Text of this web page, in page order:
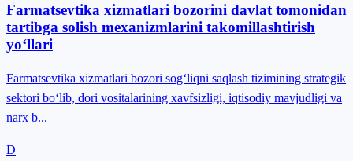
Farmatsevtika xizmatlari bozorini davlat tomonidan
tartibga solish mexanizmlarini takomillashtirish
yo‘llari
Farmatsevtika xizmatlari bozori sog‘liqni saqlash tizimining strategik
sektori bo‘lib, dori vositalarining xavfsizligi, iqtisodiy mavjudligi va
narx b...
D